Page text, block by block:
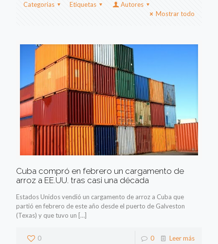
Categorias Etiquetas
Autores
Mostrar todo
Cuba compró en febrero un cargamento de
arroz a EE.UU. tras casi una década
Estados Unidos vendió un cargamento de arroz a Cuba que
partió en febrero de este año desde el puerto de Galveston
(Texas) y que tuvo un […]
0 0 Leer más